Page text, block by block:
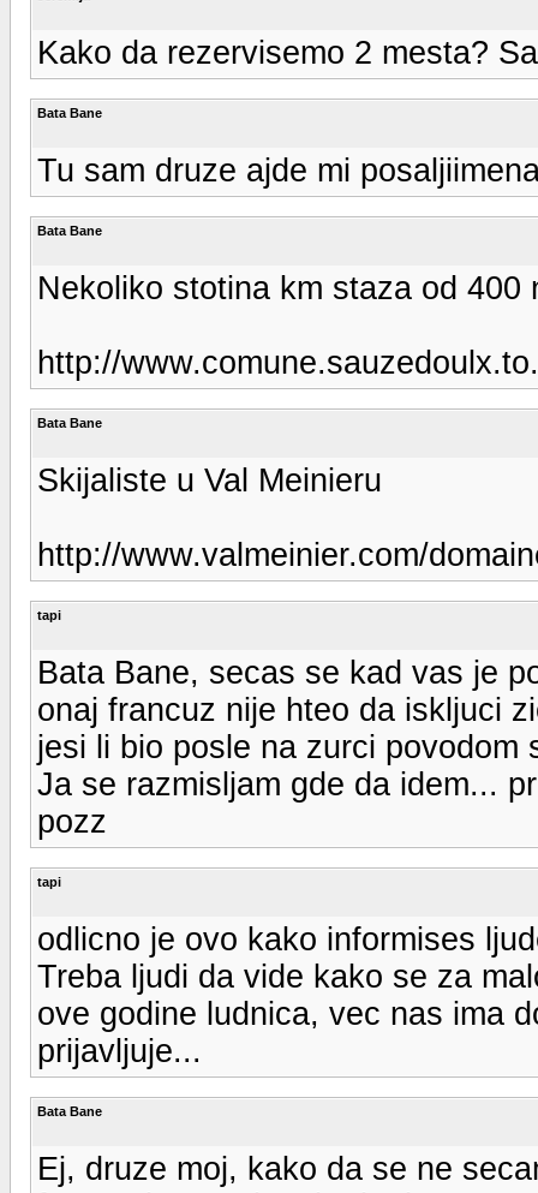
Kako da rezervisemo 2 mesta?
Bata Bane
Tu sam druze ajde mi
Bata Bane
Nekoliko stotina km staza od
http://
Bata Bane
Skijaliste u Val Meinieru
http://www.valmeinier.com/
tapi
Bata Bane, secas se kad vas je
onaj francuz nije hteo da iskljuci
jesi li bio posle na zurci povodom
Ja se razmisljam gde da idem...
pozz
tapi
odlicno je ovo kako informises
Treba ljudi da vide kako se za
ove godine ludnica, vec nas ima
prijavljuje...
Bata Bane
Ej, druze moj, kako da se ne